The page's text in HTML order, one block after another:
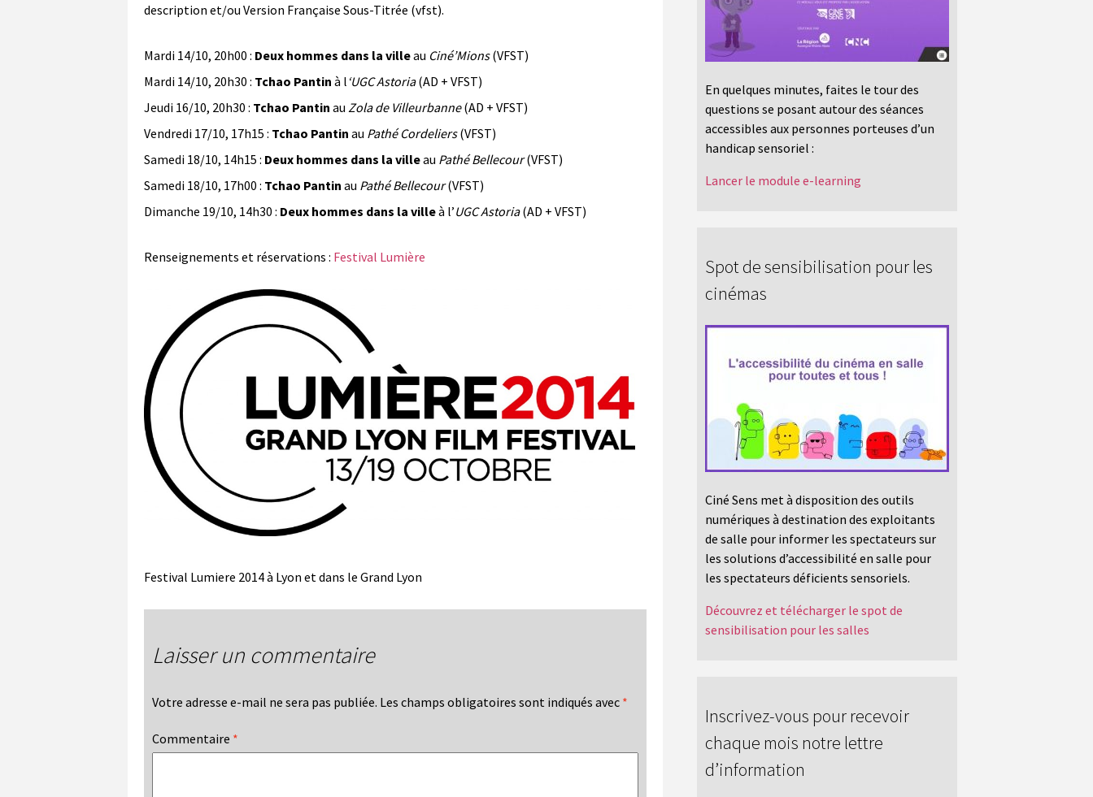
description et/ou Version Française Sous-Titrée (vfst).
Mardi 14/10, 20h00 : Deux hommes dans la villeau Ciné’Mions(VFST)
Mardi 14/10, 20h30 : Tchao Pantin à l ‘UGC Astoria(AD + VFST)
Jeudi 16/10, 20h30 : Tchao Pantin au Zola de Villeurbanne(AD + VFST)
Vendredi 17/10, 17h15 : Tchao Pantin au Pathé Cordeliers(VFST)
Samedi 18/10, 14h15 : Deux hommes dans la villeau Pathé Bellecour(VFST)
Samedi 18/10, 17h00 : Tchao Pantin au Pathé Bellecour(VFST)
Dimanche 19/10, 14h30 : Deux hommes dans la villeà l’UGC Astoria(AD + VFST)
Renseignements et réservations : Festival Lumière
Festival Lumiere 2014 à Lyon et dans le Grand Lyon
Laisser un commentaire
Votre adresse e-mail ne sera pas publiée. Les champs obligatoires sont indiqués avec *
Commentaire *
En quelques minutes, faites le tour des
questions se posant autour des séances
accessibles aux personnes porteuses d’un
handicap sensoriel :
Lancer le module e-learning
Spot de sensibilisation pour les
cinémas
Ciné Sens met à disposition des outils
numériques à destination des exploitants
de salle pour informer les spectateurs sur
les solutions d’accessibilité en salle pour
les spectateurs déficients sensoriels.
Découvrez et télécharger le spot de
sensibilisation pour les salles
Inscrivez-vous pour recevoir
chaque mois notre lettre
d’information